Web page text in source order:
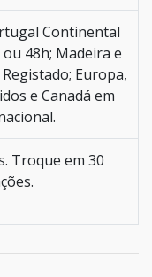
Continental
48h; Madeira e
Europa,
e Canadá em
Troque em 30